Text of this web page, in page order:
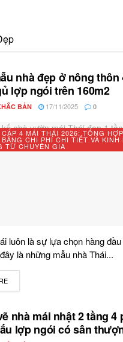
nhà đẹp ở nông thôn
lợp ngói trên 160m2
BẢN 17/11/2025 0
4 MÁI THÁI 2026: TỔNG
CHI PHÍ CHI TIẾT VÀ KINH
TỪ CHUYÊN GIA
luôn là sự lựa chọn hàng
là những mẫu nhà Thái...
nhà mái nhật 2 tầng 4
lợp ngói có sân